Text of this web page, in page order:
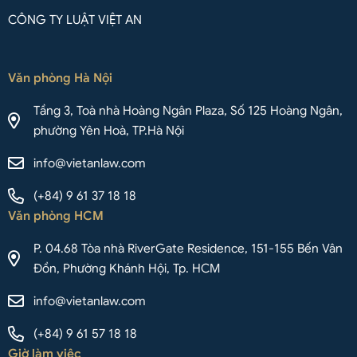
CÔNG TY LUẬT VIỆT AN
Văn phòng Hà Nội
Tầng 3, Toà nhà Hoàng Ngân Plaza, Số 125 Hoàng Ngân,
phường Yên Hoà, TP.Hà Nội
info@vietanlaw.com
(+84) 9 61 37 18 18
Văn phòng HCM
P. 04.68 Tòa nhà RiverGate Residence, 151-155 Bến Vân
Đồn, Phường Khánh Hội, Tp. HCM
info@vietanlaw.com
(+84) 9 61 57 18 18
Giờ làm việc